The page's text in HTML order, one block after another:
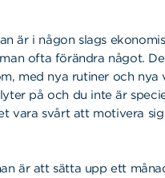
är i någon slags
ofta förändra något.
med nya rutiner och nya
på och du inte är
vara svårt att motivera
är att sätta upp ett